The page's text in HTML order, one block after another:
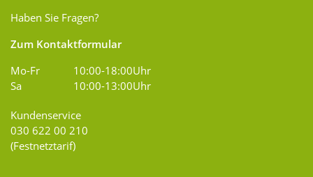
Haben Sie Fragen?
Zum Kontaktformular
Mo-Fr
10:00-18:00Uhr
Sa
10:00-13:00Uhr
Kundenservice
030 622 00 210
(Festnetztarif)